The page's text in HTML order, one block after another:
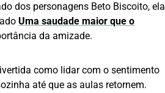
dos personagens Beto Biscoito, ela
Uma saudade maior que o
da amizade.
como lidar com o sentimento
até que as aulas retornem.